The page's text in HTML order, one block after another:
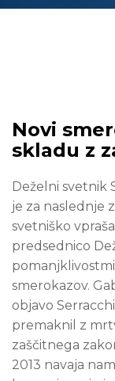
Novi
skladu z
Deželni svetnik
je za naslednje
svetniško
predsednico
smerokazov.
objavo
premaknil z
zaščitnega
2013 navaja